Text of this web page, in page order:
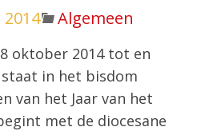
Algemeen
oktober 2014 tot en
in het bisdom
van het Jaar van het
met de diocesane